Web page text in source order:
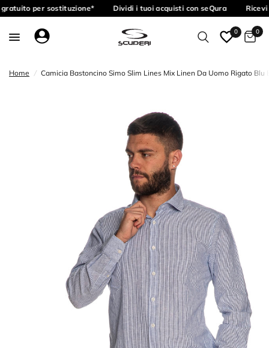
per sostituzione* Dividi i tuoi acquisti con seQura
0 0
Home / Camicia Bastoncino Simo Slim Lines Mix Linen Da Uomo Rigato Blu